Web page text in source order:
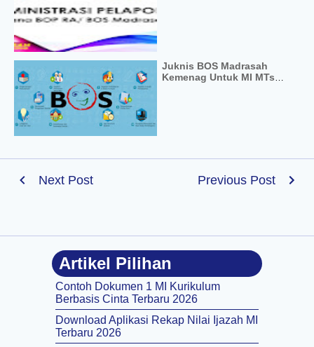
Juknis BOS Madrasah
Kemenag Untuk MI MTs
Next Post Previous Post
Artikel Pilihan
Contoh Dokumen 1 MI Kurikulum
Berbasis Cinta Terbaru 2026
Download Aplikasi Rekap Nilai Ijazah MI
Terbaru 2026